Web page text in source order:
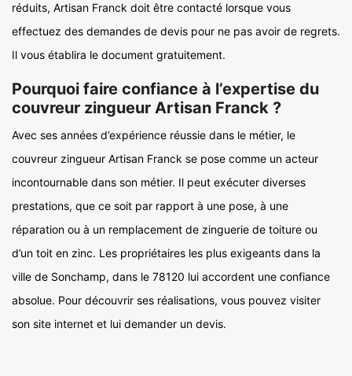
réduits, Artisan Franck doit être contacté lorsque vous
effectuez des demandes de devis pour ne pas avoir de regrets.
Il vous établira le document gratuitement.
Pourquoi faire confiance à l’expertise du
couvreur zingueur Artisan Franck ?
Avec ses années d’expérience réussie dans le métier, le
couvreur zingueur Artisan Franck se pose comme un acteur
incontournable dans son métier. Il peut exécuter diverses
prestations, que ce soit par rapport à une pose, à une
réparation ou à un remplacement de zinguerie de toiture ou
d’un toit en zinc. Les propriétaires les plus exigeants dans la
ville de Sonchamp, dans le 78120 lui accordent une confiance
absolue. Pour découvrir ses réalisations, vous pouvez visiter
son site internet et lui demander un devis.